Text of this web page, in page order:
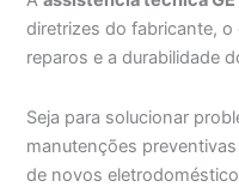
diretrizes do fabricante, o
reparos e a durabilidade
Seja para solucionar
manutenções
de novos